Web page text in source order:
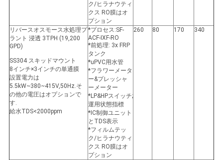
ク/ヒラナウティ
クス RO膜はオ
プション
リバースオスモース水処理プ
ラント 浸透 3TPH (19,200
GPD)
SS304 スキッドマウント
8インチ×3インチの単通膜
設置電力は
5.5kW~380~415V,50Hz.そ
の他の電圧はオプションで
す.
給水TDS<2000ppm
*プロセス:SF-
ACF-IXF-RO
*前処理: 3x FRP
タンク
*uPVC用水管
*フラワーメータ
ー&プレッシャ
ーメーター
*LP&HPスイッチ;
運用状態指標
*IC制御ユニット
とTDS表示
*フィルムテッ
ク/ヒラナウティ
クス RO膜はオ
プション
260 80 170 340